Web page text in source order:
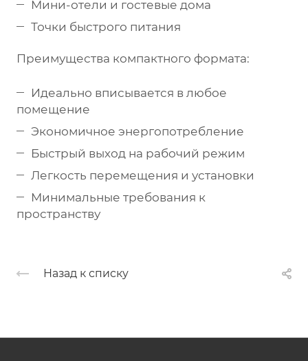
Мини-отели и гостевые дома
Точки быстрого питания
Преимущества компактного формата:
Идеально вписывается в любое
помещение
Экономичное энергопотребление
Быстрый выход на рабочий режим
Легкость перемещения и установки
Минимальные требования к
пространству
Назад к списку